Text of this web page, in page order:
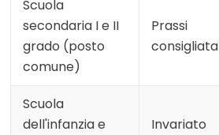
Scuola
secondaria I e II
grado (posto
comune)
Prassi
consigliata
Scuola
dell'infanzia e
Invariato